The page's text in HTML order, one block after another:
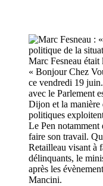
Marc Fesneau était
« Bonjour Chez
ce vendredi 19
avec le Parlement
Dijon et la manière
politiques
Le Pen notamment
faire son travail.
Retailleau visant à
délinquants, le
après les
Mancini.